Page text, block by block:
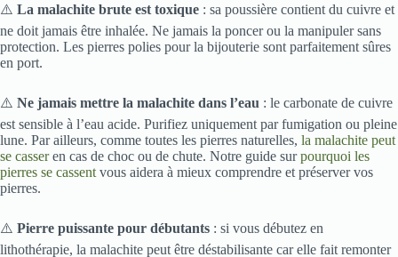
⚠️ La malachite brute est toxique : sa poussière contient du cuivre et
ne doit jamais être inhalée. Ne jamais la poncer ou la manipuler sans
protection. Les pierres polies pour la bijouterie sont parfaitement sûres
en port.
⚠️ Ne jamais mettre la malachite dans l’eau : le carbonate de cuivre
est sensible à l’eau acide. Purifiez uniquement par fumigation ou pleine
lune. Par ailleurs, comme toutes les pierres naturelles, la malachite peut
se casseren cas de choc ou de chute. Notre guide surpourquoi les
pierres se cassent vous aidera à mieux comprendre et préserver vos
pierres.
⚠️ Pierre puissante pour débutants : si vous débutez en
lithothérapie, la malachite peut être déstabilisante car elle fait remonter